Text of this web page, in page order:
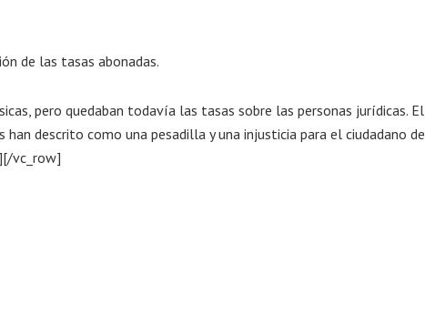
de las tasas abonadas.
pero quedaban todavía las tasas sobre las personas jurídicas. El
descrito como una pesadilla y una injusticia para el ciudadano de
vc_row]